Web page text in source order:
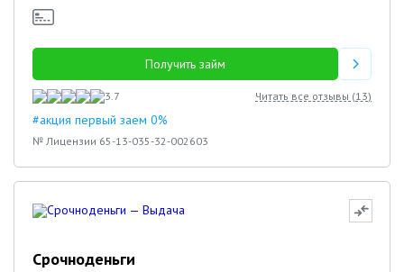
Получить займ
3.7 Читать все отзывы (13)
#акция первый заем 0%
№ Лицензии 65-13-035-32-002603
Срочноденьги